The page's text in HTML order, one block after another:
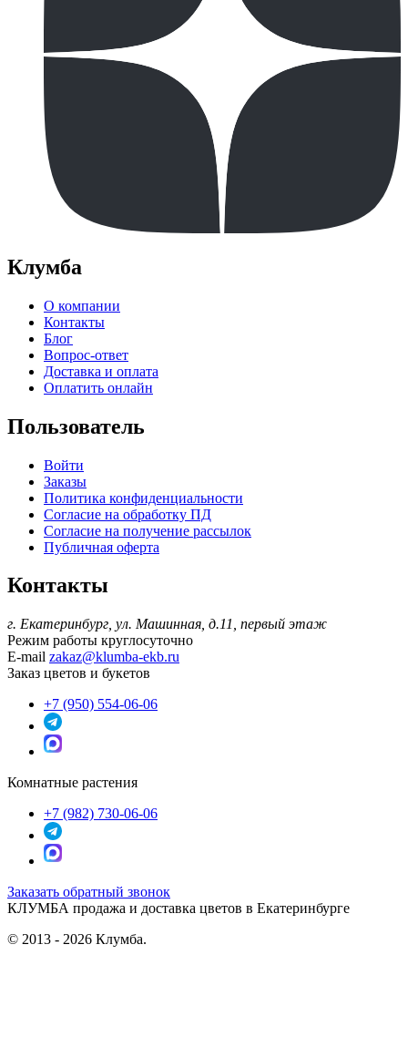
Клумба
О компании
Контакты
Блог
Вопрос-ответ
Доставка и оплата
Оплатить онлайн
Пользователь
Войти
Заказы
Политика конфиденциальности
Согласие на обработку ПД
Согласие на получение рассылок
Публичная оферта
Контакты
г. Екатеринбург, ул. Машинная, д.11, первый этаж
Режим работы круглосуточно
E-mail zakaz@klumba-ekb.ru
Заказ цветов и букетов
+7 (950) 554-06-06
Комнатные растения
+7 (982) 730-06-06
Заказать обратный звонок
КЛУМБА продажа и доставка цветов в Екатеринбурге
© 2013 - 2026 Клумба.